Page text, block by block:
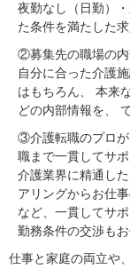
夜勤なし（日勤）
た条件を満たした
②募集先の職場の内
自分に合った介護
はもちろん、 本来
どの内部情報を、
③介護転職のプロが
職まで一貫してサ
介護業界に精通し
アリングからお仕
など、一貫してサ
勤務条件の交渉もお
仕事と家庭の両立や